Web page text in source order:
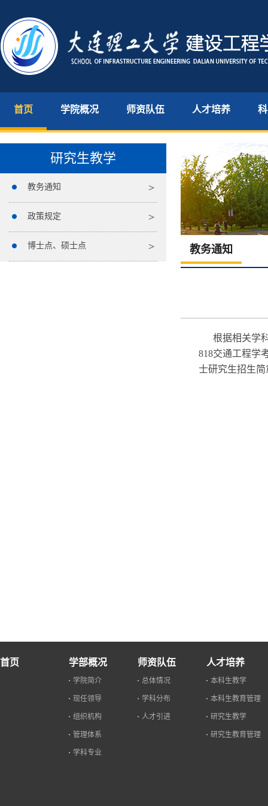
首页 学院概况 师资队伍 人才培养
研究生教学
教务通知
政策规定
博士点、硕士点 教务通知
根据相关学
818交通工程学
士研究生招生
首页 学部概况
学院简介
现任领导
组织机构
管理体系
学科专业
师资队伍
总体情况
学科分布
人才引进
人才培养
本科生教学
本科生教育管理
研究生教学
研究生教育管理